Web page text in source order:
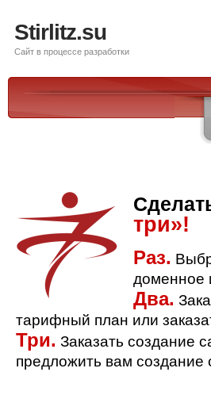
Stirlitz.su
Сайт в процессе разработки
три»!
Раз.
доменное
Два.
тарифный план или
Три. Заказать создание
предложить вам